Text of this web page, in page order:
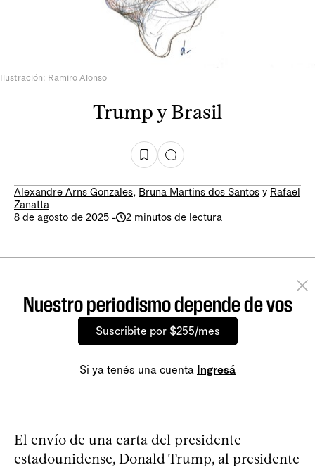
Ilustración: Ramiro Alonso
Trump y Brasil
Alexandre Arns Gonzales, Bruna Martins dos Santos y Rafael
Zanatta
8 de agosto de 2025 - 2 minutos de lectura
Nuestro periodismo depende de vos
Suscribite por $255/mes
Si ya tenés una cuenta Ingresá
El envío de una carta del presidente
estadounidense, Donald Trump, al presidente